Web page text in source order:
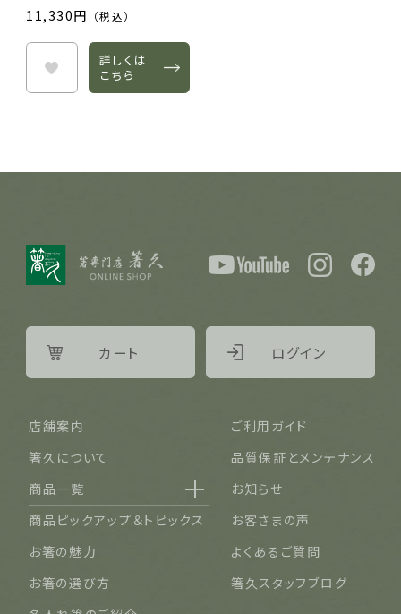
投稿する
11,330円 （税込）
詳しくは
こちら
店舗案内
ご利用ガイド
箸久について
品質保証とメンテナンス
商品一覧
名入れ可能なお箸
結婚祝い・結婚記念日
長寿祝い・賀寿（還暦・古希・米寿など）
お知らせ
商品ピックアップ＆トピックス
お客さまの声
お箸の魅力
よくあるご質問
お箸の選び方
箸久スタッフブログ
カート ログイン